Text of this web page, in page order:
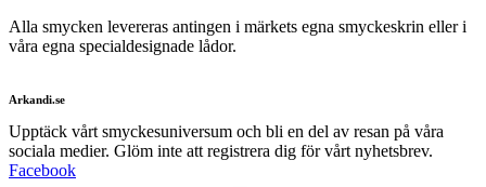
Alla smycken levereras antingen i märkets egna smyckeskrin eller i
våra egna specialdesignade lådor.
Arkandi.se
Upptäck vårt smyckesuniversum och bli en del av resan på våra
sociala medier. Glöm inte att registrera dig för vårt nyhetsbrev.
Facebook